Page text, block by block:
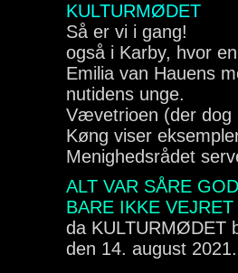
KULTURMØDET
Så er vi i gang!
også i Karby, hvor
Emilia van Hauens
nutidens unge.
Vævetrioen (der dog
Køng viser
Menighedsrådet
ALT VAR SÅRE
BARE IKKE VEJRET
da KULTURMØDET
den 14. august 2021.